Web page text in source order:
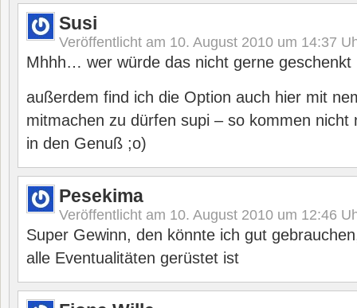
Susi
Veröffentlicht am 10. August 2010 um 14:37
Mhhh… wer würde das nicht gerne geschenkt
außerdem find ich die Option auch hier mit
mitmachen zu dürfen supi – so kommen nicht
in den Genuß ;o)
Pesekima
Veröffentlicht am 10. August 2010 um 12:46
Super Gewinn, den könnte ich gut
alle Eventualitäten gerüstet ist